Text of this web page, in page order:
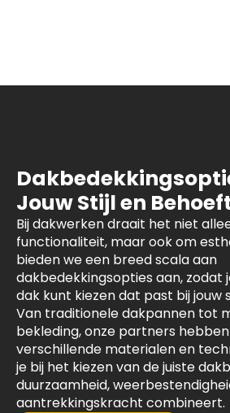
Jouw Stijl en
Bij dakwerken draait het niet
functionaliteit, maar ook om
bieden we een breed scala aan
dakbedekkingsopties aan,
dak kunt kiezen dat past bij jouw
Van traditionele dakpannen tot
bekleding, onze partners
verschillende materialen en
je bij het kiezen van de juiste
duurzaamheid,
aantrekkingskracht combineert.